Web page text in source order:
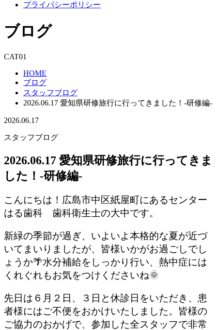
プライバシーポリシー
ブログ
CAT01
HOME
ブログ
スタッフブログ
2026.06.17 愛知県研修旅行に行ってきました！-研修編-
2026.06.17
スタッフブログ
2026.06.17 愛知県研修旅行に行ってきま
した！-研修編-
こんにちは！広島市中区紙屋町にあるセンター
はる歯科 歯科衛生士の大中です。
新緑の季節が過ぎ、いよいよ本格的な夏が近づ
いてまいりましたが、皆様いかがお過ごしでし
ょうか🌴水分補給をしっかり行い、熱中症には
くれぐれもお気をつけくださいね🌞
先日は６月２日、３日と休診日をいただき、患
者様にはご不便をおかけいたしました。皆様の
ご協力のおかげで、参加した全スタッフで非常